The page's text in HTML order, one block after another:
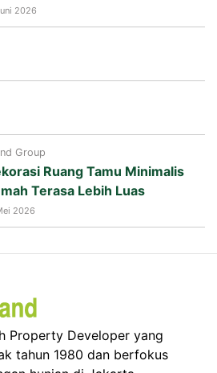
2026
Group
Ruang Tamu Minimalis
Terasa Lebih Luas
2026
Property Developer yang
tahun 1980 dan berfokus